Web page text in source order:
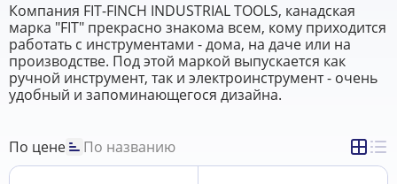
Компания FIT-FINCH INDUSTRIAL TOOLS, канадская
марка "FIT" прекрасно знакома всем, кому приходится
работать с инструментами - дома, на даче или на
производстве. Под этой маркой выпускается как
ручной инструмент, так и электроинструмент - очень
удобный и запоминающегося дизайна.
По цене По названию